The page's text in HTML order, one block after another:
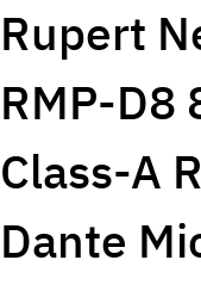
Rupert
RMP-D8
Class-A
Dante